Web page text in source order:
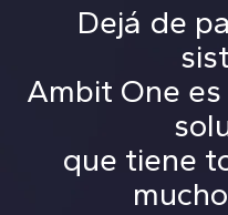
Dejá de
Ambit One
que tiene